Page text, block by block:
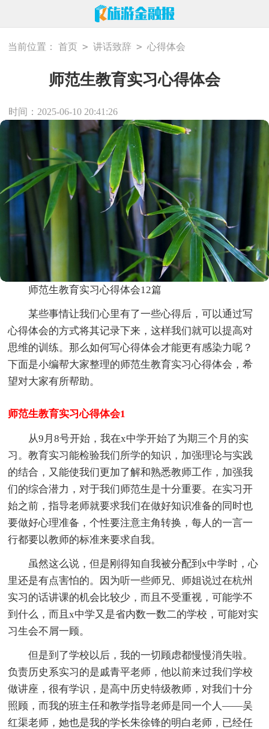
当前位置： 首页 > 讲话致辞 > 心得体会
师范生教育实习心得体会
时间：2025-06-10 20:41:26
师范生教育实习心得体会12篇
某些事情让我们心里有了一些心得后，可以通过写
心得体会的方式将其记录下来，这样我们就可以提高对
思维的训练。那么如何写心得体会才能更有感染力呢？
下面是小编帮大家整理的师范生教育实习心得体会，希
望对大家有所帮助。
师范生教育实习心得体会1
从9月8号开始，我在x中学开始了为期三个月的实
习。教育实习能检验我们所学的知识，加强理论与实践
的结合，又能使我们更加了解和熟悉教师工作，加强我
们的综合潜力，对于我们师范生是十分重要。在实习开
始之前，指导老师就要求我们在做好知识准备的同时也
要做好心理准备，个性要注意主角转换，每人的一言一
行都要以教师的标准来要求自我。
虽然这么说，但是刚得知自我被分配到x中学时，心
里还是有点害怕的。因为听一些师兄、师姐说过在杭州
实习的话讲课的机会比较少，而且不受重视，可能学不
到什么，而且x中学又是省内数一数二的学校，可能对实
习生会不屑一顾。
但是到了学校以后，我的一切顾虑都慢慢消失啦。
负责历史系实习的是戚青平老师，他以前来过我们学校
做讲座，很有学识，是高中历史特级教师，对我们十分
照顾，而我的班主任和教学指导老师是同一个人——吴
红渠老师，她也是我的学长朱徐锋的明白老师，已经任